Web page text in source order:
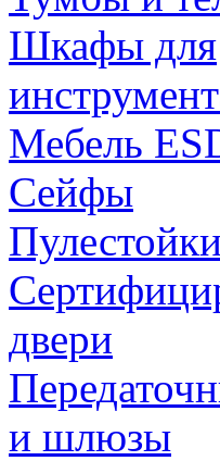
Шкафы для
Мебель
Сейфы
двери
и шлюзы